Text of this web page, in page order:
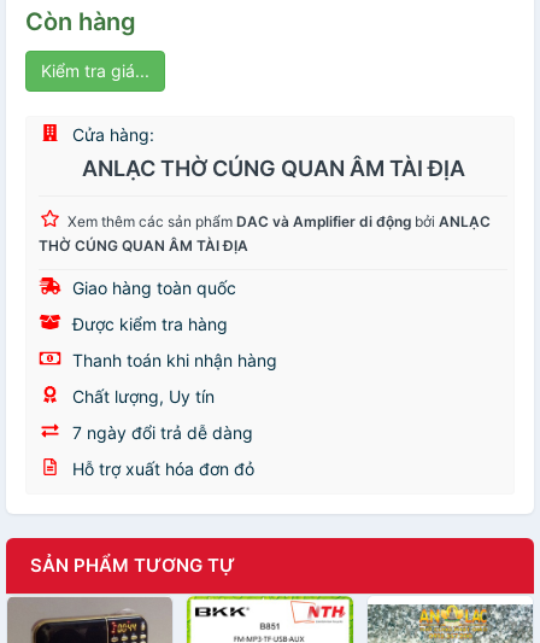
Còn hàng
Kiểm tra giá...
Cửa hàng:
ANLẠC THỜ CÚNG QUAN ÂM TÀI ĐỊA
Xem thêm các sản phẩm DAC và Amplifier di động bởi ANLẠC
THỜ CÚNG QUAN ÂM TÀI ĐỊA
Giao hàng toàn quốc
Được kiểm tra hàng
Thanh toán khi nhận hàng
Chất lượng, Uy tín
7 ngày đổi trả dễ dàng
Hỗ trợ xuất hóa đơn đỏ
SẢN PHẨM TƯƠNG TỰ